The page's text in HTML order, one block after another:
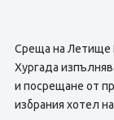
Среща на Летище
Хургада
и посрещане от
избрания хотел